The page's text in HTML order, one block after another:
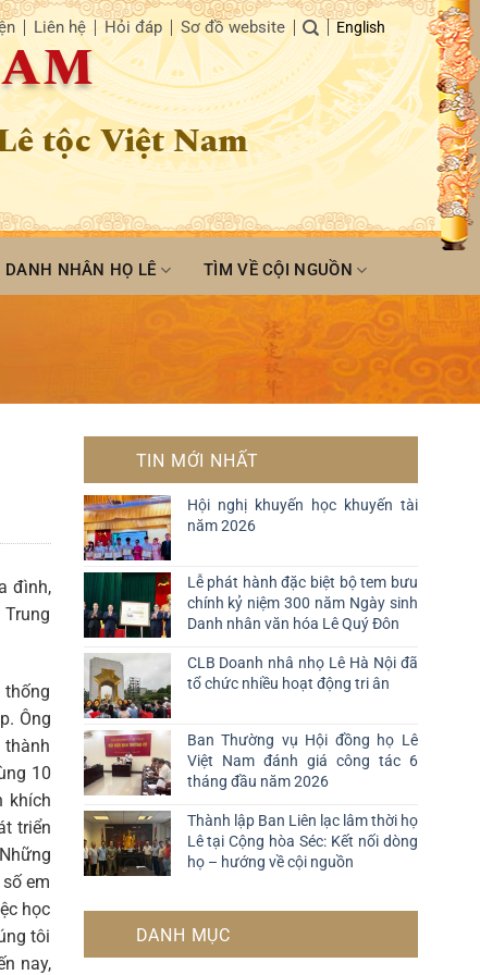
Liên hệ Hỏi đáp Sơ đồ website English
tộc Việt Nam
DANH NHÂN HỌ LÊ TÌM VỀ CỘI NGUỒN
đình,
thống
Ông
thành
10
khích
triển
em
học
tôi
nay,
TIN MỚI NHẤT
Hội nghị khuyến học khuyến tài
năm 2026
Lễ phát hành đặc biệt bộ tem bưu
chính kỷ niệm 300 năm Ngày sinh
Danh nhân văn hóa Lê Quý Đôn
CLB Doanh nhâ nhọ Lê Hà Nội đã
tổ chức nhiều hoạt động tri ân
Ban Thường vụ Hội đồng họ Lê
Việt Nam đánh giá công tác 6
tháng đầu năm 2026
Thành lập Ban Liên lạc lâm thời họ
Lê tại Cộng hòa Séc: Kết nối dòng
họ – hướng về cội nguồn
DANH MỤC